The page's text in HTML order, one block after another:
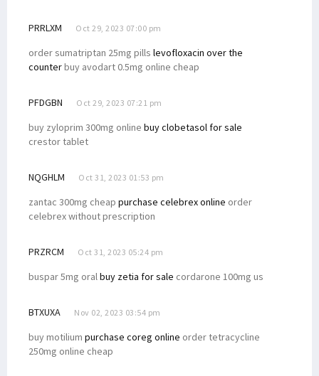
PRRLXM Oct 29, 2023 07:00 pm
order sumatriptan 25mg pills levofloxacin over the
counterbuy avodart 0.5mg online cheap
PFDGBN Oct 29, 2023 07:21 pm
buy zyloprim 300mg online buy clobetasol for sale
crestor tablet
NQGHLM Oct 31, 2023 01:53 pm
zantac 300mg cheap purchase celebrex online order
celebrex without prescription
PRZRCM Oct 31, 2023 05:24 pm
buspar 5mg oralbuy zetia for sale cordarone 100mg us
BTXUXA Nov 02, 2023 03:54 pm
buy motilium purchase coreg online order tetracycline
250mg online cheap